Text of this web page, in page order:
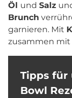
Öl und Salz
Brunch
garnieren. Mit
zusammen mit
Tipps für
Bowl